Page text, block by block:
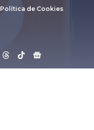
Política de Cookies